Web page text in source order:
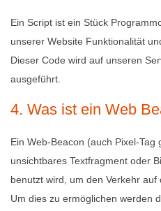
Ein Script ist ein Stück
unserer Website Funktionalität
Dieser Code wird auf unseren
ausgeführt.
4. Was ist ein Web
Ein Web-Beacon (auch Pixel-Tag
unsichtbares Textfragment oder
benutzt wird, um den Verkehr
Um dies zu ermöglichen werden